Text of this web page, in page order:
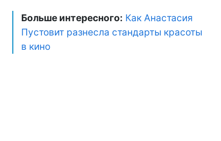
Больше интересного: Как Анастасия
Пустовит разнесла стандарты красоты
в кино